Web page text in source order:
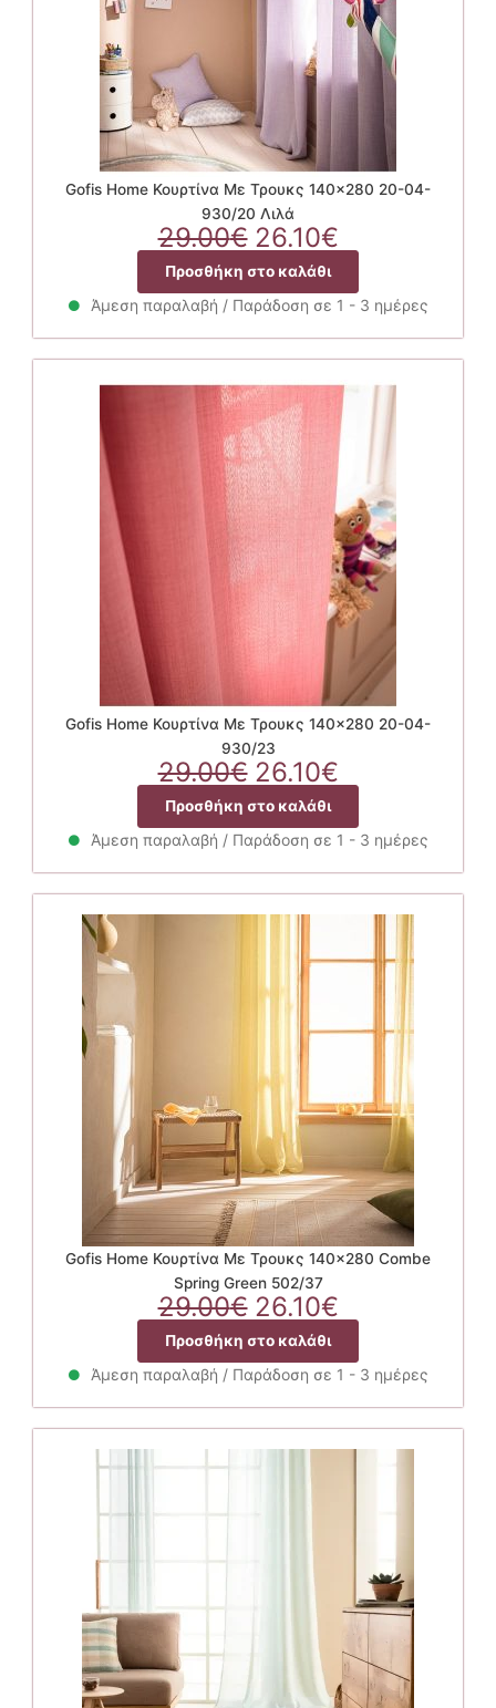
Gofis Home Κουρτίνα Με Τρουκς 140×280 20-04-
930/20 Λιλά
29.00€ Original
price
was:
29.00€.
26.10€Η
τρέχουσα
τιμή
είναι:
26.10€.
Προσθήκη στο καλάθι
Άμεση παραλαβή / Παράδοση σε 1 - 3 ημέρες
Gofis Home Κουρτίνα Με Τρουκς 140×280 20-04-
930/23
29.00€ Original
price
was:
29.00€.
26.10€Η
τρέχουσα
τιμή
είναι:
26.10€.
Προσθήκη στο καλάθι
Άμεση παραλαβή / Παράδοση σε 1 - 3 ημέρες
Gofis Home Κουρτίνα Με Τρουκς 140×280 Combe
Spring Green 502/37
29.00€ Original
price
was:
29.00€.
26.10€Η
τρέχουσα
τιμή
είναι:
26.10€.
Προσθήκη στο καλάθι
Άμεση παραλαβή / Παράδοση σε 1 - 3 ημέρες